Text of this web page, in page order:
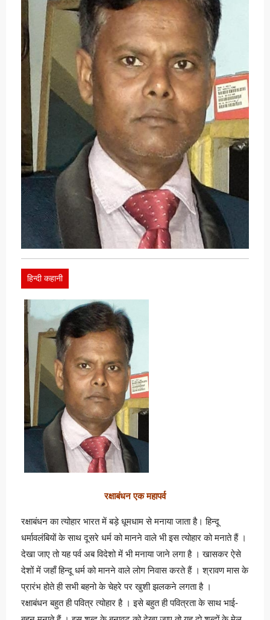
हिन्दी कहानी
रक्षाबंधन एक महापर्व
रक्षाबंधन का त्योहार भारत में बड़े धूमधाम से मनाया जाता है। हिन्दू
धर्मावलंबियों के साथ दूसरे धर्म को मानने वाले भी इस त्योहार को मनाते हैं ।
देखा जाए तो यह पर्व अब विदेशो में भी मनाया जाने लगा है । खासकर ऐसे
देशों में जहाँ हिन्दू धर्म को मानने वाले लोग निवास करते हैं । श्रावण मास के
प्रारंभ होते ही सभी बहनो के चेहरे पर खुशी झलकने लगता है ।
रक्षाबंधन बहुत ही पवित्र त्योहार है । इसे बहुत ही पवित्रता के साथ भाई-